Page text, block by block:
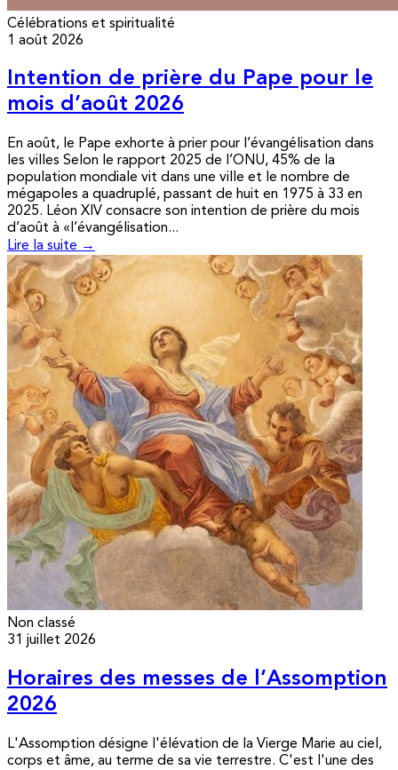
Célébrations et spiritualité
1 août 2026
Intention de prière du Pape pour le
mois d’août 2026
En août, le Pape exhorte à prier pour l’évangélisation dans
les villes Selon le rapport 2025 de l’ONU, 45% de la
population mondiale vit dans une ville et le nombre de
mégapoles a quadruplé, passant de huit en 1975 à 33 en
2025. Léon XIV consacre son intention de prière du mois
d’août à «l’évangélisation...
Lire la suite →
Non classé
31 juillet 2026
Horaires des messes de l’Assomption
2026
L'Assomption désigne l'élévation de la Vierge Marie au ciel,
corps et âme, au terme de sa vie terrestre. C'est l'une des